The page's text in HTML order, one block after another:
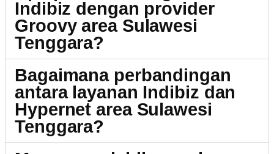
Indibiz dengan provider
Groovy area Sulawesi
Tenggara?
Bagaimana perbandingan
antara layanan Indibiz dan
Hypernet area Sulawesi
Tenggara?